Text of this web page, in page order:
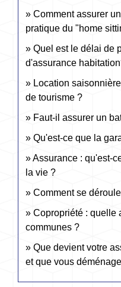
Comment assurer
pratique du "home
Quel est le délai de
d'assurance
Location
de tourisme ?
Faut-il assurer un
Qu'est-ce que la
Assurance : qu'est-
la vie ?
Comment se
Copropriété : quelle
communes ?
Que devient votre
et que vous